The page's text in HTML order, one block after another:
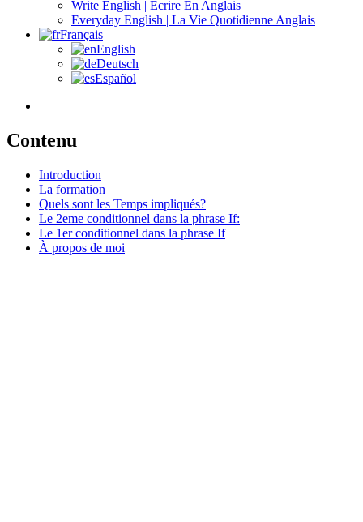
Write English | Écrire En Anglais
Everyday English | La Vie Quotidienne Anglais
Français
English
Deutsch
Español
Contenu
Introduction
La formation
Quels sont les Temps impliqués?
Le 2eme conditionnel dans la phrase If:
Le 1er conditionnel dans la phrase If
À propos de moi